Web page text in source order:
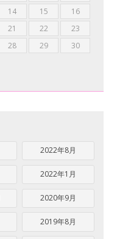
14 15
16
21 22
23
28 29
30
2022年8月
2022年1月
2020年9月
2019年8月